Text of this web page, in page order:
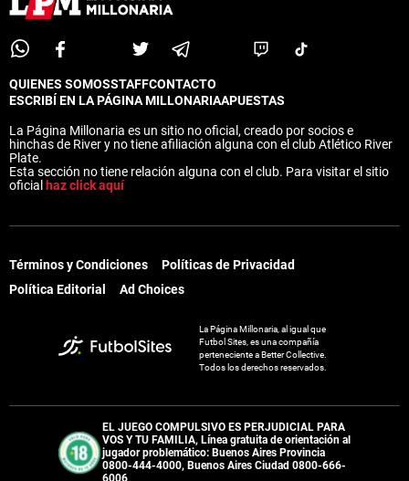
QUIENES SOMOSSTAFFCONTACTO
ESCRIBÍ EN LA PÁGINA MILLONARIAAPUESTAS
La Página Millonaria es un sitio no oficial, creado por socios e
hinchas de River y no tiene afiliación alguna con el club Atlético River
Plate.
Esta sección no tiene relación alguna con el club. Para visitar el sitio
oficial haz click aquí
Términos y Condiciones
Políticas de Privacidad
Política Editorial
Ad Choices
La Página Millonaria, al igual que
Futbol Sites, es una compañía
perteneciente a Better Collective.
Todos los derechos reservados.
EL JUEGO COMPULSIVO ES PERJUDICIAL PARA
VOS Y TU FAMILIA, Línea gratuita de orientación al
jugador problemático: Buenos Aires Provincia
0800-444-4000, Buenos Aires Ciudad 0800-666-
6006